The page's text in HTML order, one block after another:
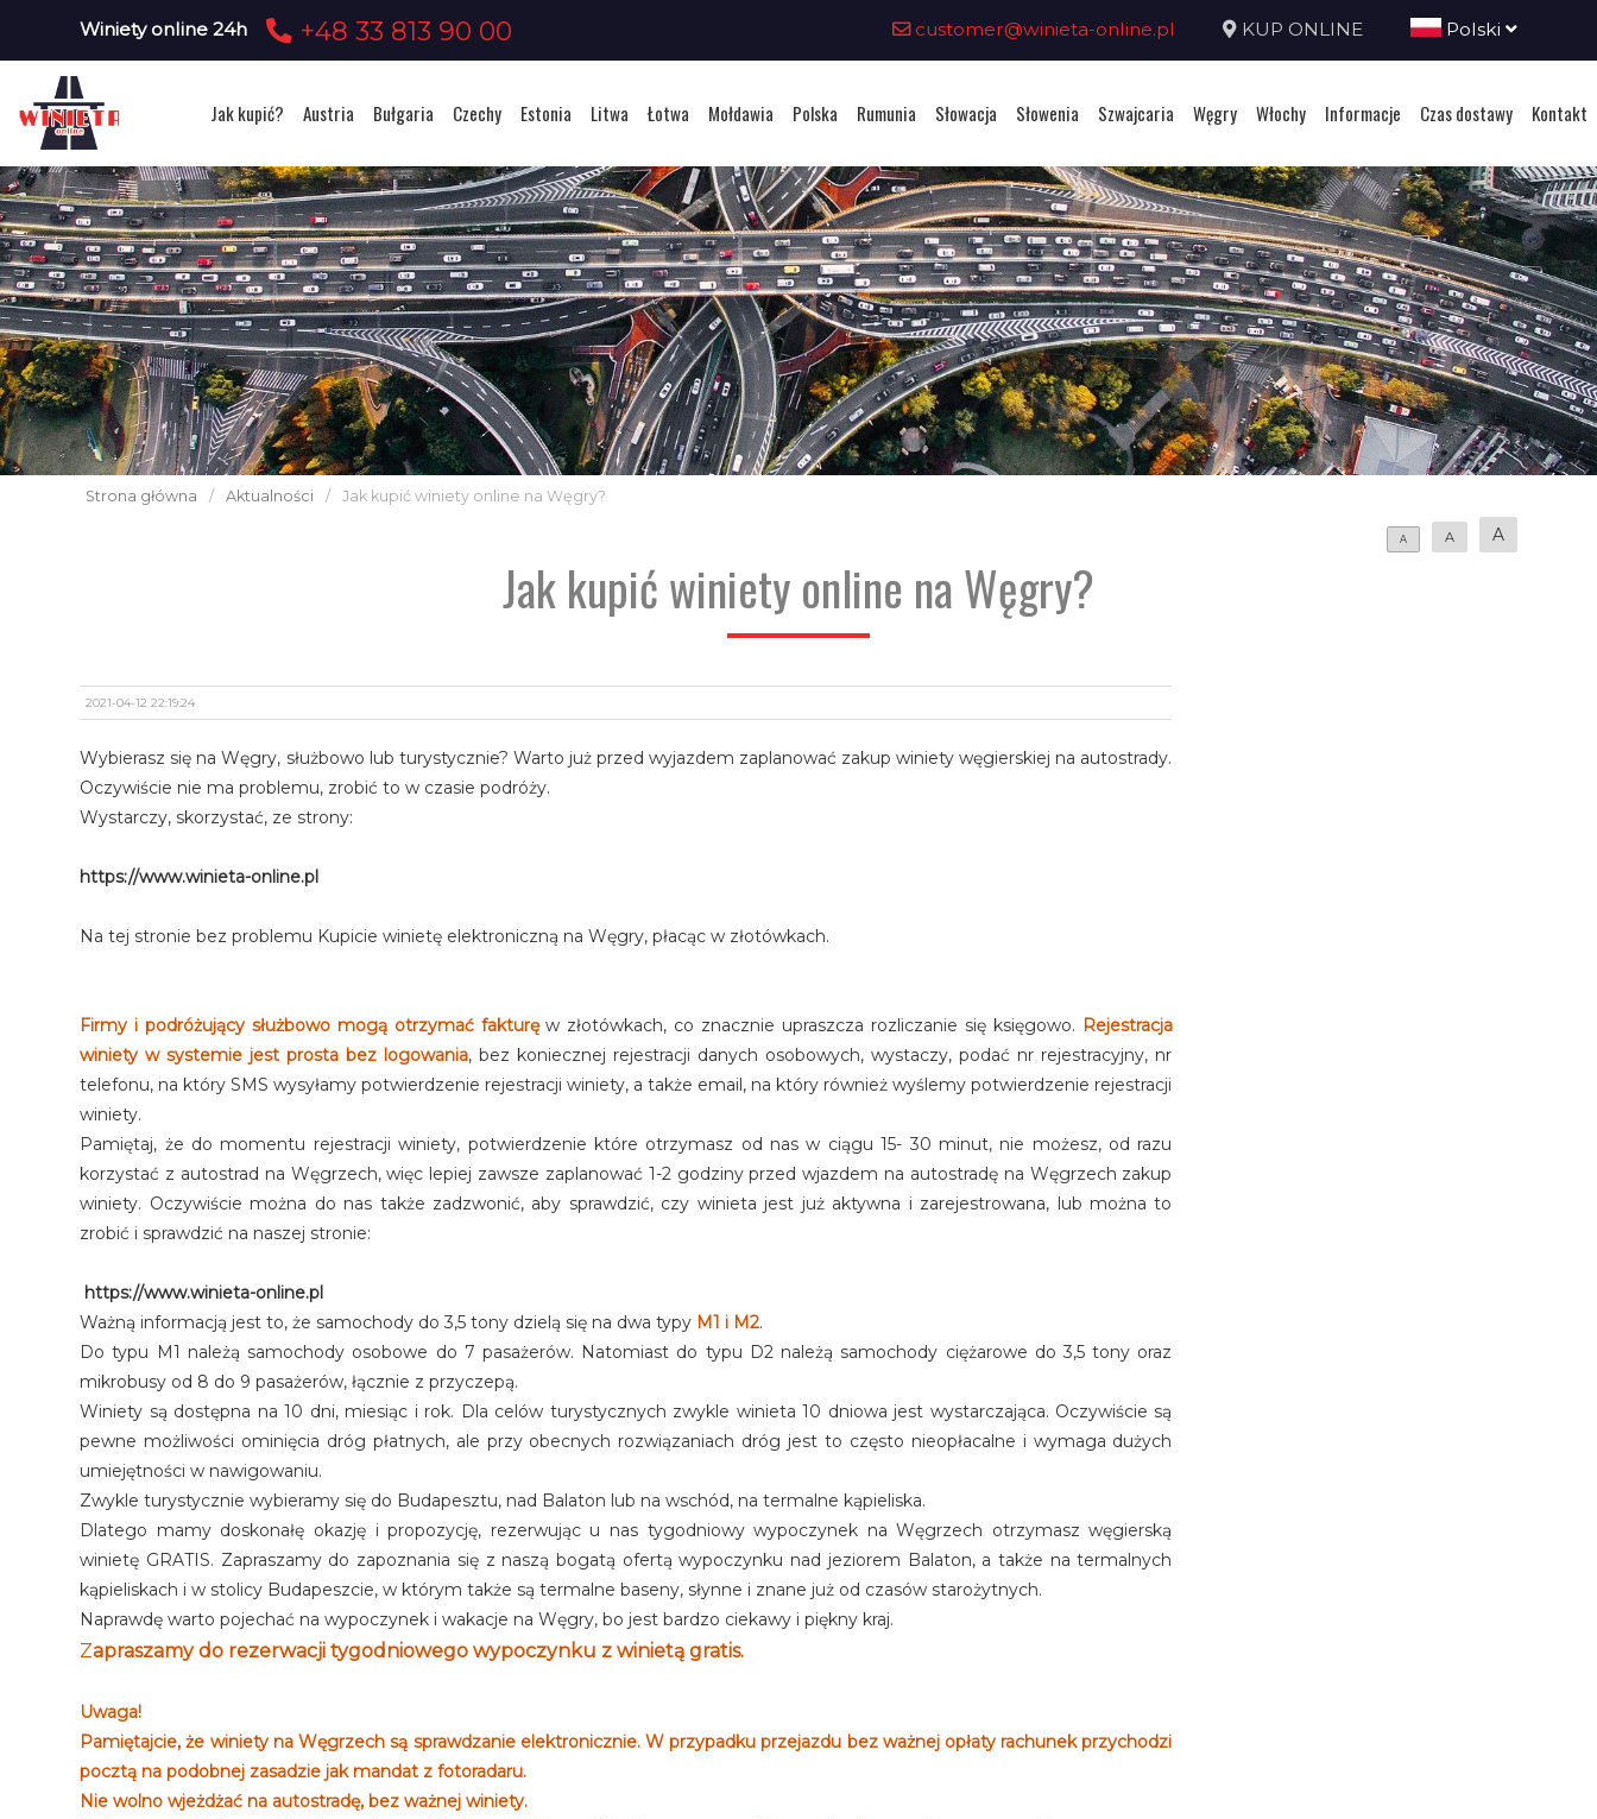
Winiety online 24h +48 33 813 90 00 customer@winieta-online.pl KUP ONLINE Polski
Jak kupić? Austria Bułgaria Czechy Estonia Litwa Łotwa Mołdawia Polska Rumunia Słowacja Słowenia Szwajcaria Węgry Włochy Informacje Czas dostawy Kontakt
Strona główna / Aktualności / Jak kupić winiety online na Węgry?
A A A
Jak kupić winiety online na Węgry?
2021-04-12 22:19:24
Wybierasz się na Węgry, służbowo lub turystycznie? Warto już przed wyjazdem zaplanować zakup winiety węgierskiej na autostrady.
Oczywiście nie ma problemu, zrobić to w czasie podróży.
Wystarczy, skorzystać, ze strony:
https://www.winieta-online.pl
Na tej stronie bez problemu Kupicie winietę elektroniczną na Węgry, płacąc w złotówkach.
Firmy i podróżujący służbowo mogą otrzymać fakturęw złotówkach, co znacznie upraszcza rozliczanie się księgowo. Rejestracja
winiety w systemie jest prosta bez logowania, bez koniecznej rejestracji danych osobowych, wystaczy, podać nr rejestracyjny, nr
telefonu, na który SMS wysyłamy potwierdzenie rejestracji winiety, a także email, na który również wyślemy potwierdzenie rejestracji
winiety.
Pamiętaj, że do momentu rejestracji winiety, potwierdzenie które otrzymasz od nas w ciągu 15- 30 minut, nie możesz, od razu
korzystać z autostrad na Węgrzech, więc lepiej zawsze zaplanować 1-2 godziny przed wjazdem na autostradę na Węgrzech zakup
winiety. Oczywiście można do nas także zadzwonić, aby sprawdzić, czy winieta jest już aktywna i zarejestrowana, lub można to
zrobić i sprawdzić na naszej stronie:
https://www.winieta-online.pl
Ważną informacją jest to, że samochody do 3,5 tony dzielą się na dwa typy M1 i M2.
Do typu M1 należą samochody osobowe do 7 pasażerów. Natomiast do typu D2 należą samochody ciężarowe do 3,5 tony oraz
mikrobusy od 8 do 9 pasażerów, łącznie z przyczepą.
Winiety są dostępna na 10 dni, miesiąc i rok. Dla celów turystycznych zwykle winieta 10 dniowa jest wystarczająca. Oczywiście są
pewne możliwości ominięcia dróg płatnych, ale przy obecnych rozwiązaniach dróg jest to często nieopłacalne i wymaga dużych
umiejętności w nawigowaniu.
Zwykle turystycznie wybieramy się do Budapesztu, nad Balaton lub na wschód, na termalne kąpieliska.
Dlatego mamy doskonałę okazję i propozycję, rezerwując u nas tygodniowy wypoczynek na Węgrzech otrzymasz węgierską
winietę GRATIS. Zapraszamy do zapoznania się z naszą bogatą ofertą wypoczynku nad jeziorem Balaton, a także na termalnych
kąpieliskach i w stolicy Budapeszcie, w którym także są termalne baseny, słynne i znane już od czasów starożytnych.
Naprawdę warto pojechać na wypoczynek i wakacje na Węgry, bo jest bardzo ciekawy i piękny kraj.
Zapraszamy do rezerwacji tygodniowego wypoczynku z winietą gratis.
Uwaga!
Pamiętajcie, że winiety na Węgrzech są sprawdzanie elektronicznie. W przypadku przejazdu bez ważnej opłaty rachunek przychodzi
pocztą na podobnej zasadzie jak mandat z fotoradaru.
Nie wolno wjeżdżać na autostradę, bez ważnej winiety.